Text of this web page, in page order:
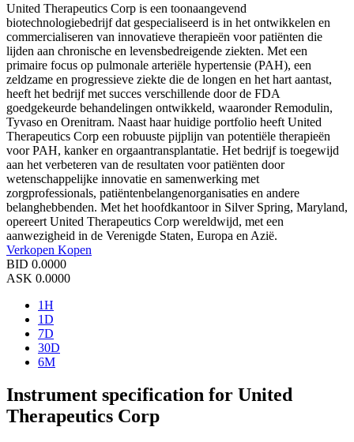
United Therapeutics Corp is een toonaangevend
biotechnologiebedrijf dat gespecialiseerd is in het ontwikkelen en
commercialiseren van innovatieve therapieën voor patiënten die
lijden aan chronische en levensbedreigende ziekten. Met een
primaire focus op pulmonale arteriële hypertensie (PAH), een
zeldzame en progressieve ziekte die de longen en het hart aantast,
heeft het bedrijf met succes verschillende door de FDA
goedgekeurde behandelingen ontwikkeld, waaronder Remodulin,
Tyvaso en Orenitram. Naast haar huidige portfolio heeft United
Therapeutics Corp een robuuste pijplijn van potentiële therapieën
voor PAH, kanker en orgaantransplantatie. Het bedrijf is toegewijd
aan het verbeteren van de resultaten voor patiënten door
wetenschappelijke innovatie en samenwerking met
zorgprofessionals, patiëntenbelangenorganisaties en andere
belanghebbenden. Met het hoofdkantoor in Silver Spring, Maryland,
opereert United Therapeutics Corp wereldwijd, met een
aanwezigheid in de Verenigde Staten, Europa en Azië.
Verkopen Kopen
BID 0.0000
ASK 0.0000
1H
1D
7D
30D
6M
Instrument specification for United
Therapeutics Corp